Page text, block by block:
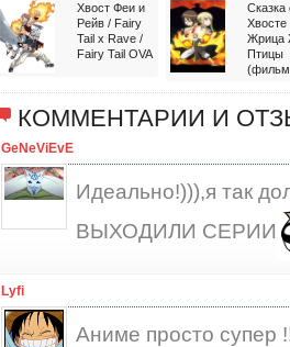
Хвост Феи и
Рейв / Fairy
Tail x Rave /
Fairy Tail OVA
Сказка
Жрица
Птицы
КОММЕНТАРИИ И
GeNeViEvE
Идеально!))),я так
ВЫХОДИЛИ СЕРИИ
Lyfi
Аниме просто супер